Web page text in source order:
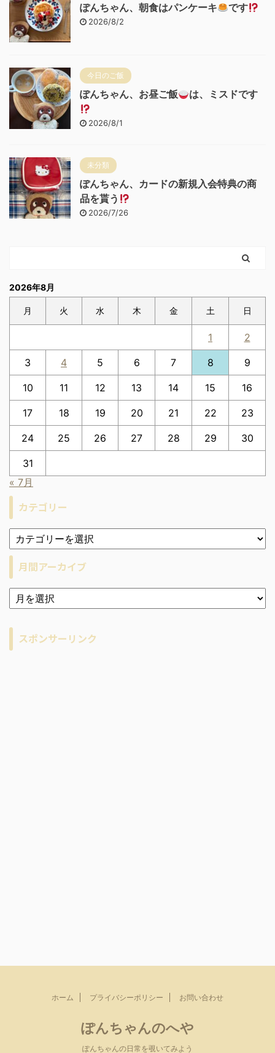
ぽんちゃん、朝食はパンケーキ です
2026/8/2
今日のご飯
ぽんちゃん、お昼ご飯 は、ミスドです
2026/8/1
未分類
ぽんちゃん、カードの新規入会特典の商
品を貰う
2026/7/26
2026年8月
月 火 水 木 金 土 日
1 2
3 4 5 6 7 8 9
10 11 12 13 14 15 16
17 18 19 20 21 22 23
24 25 26 27 28 29 30
31
« 7月
カテゴリー
月間アーカイブ
ア
ー
ブ
スポンサーリンク
ホーム プライバシーポリシー お問い合わせ
ぽんちゃんのへや
ぽんちゃんの日常を覗いてみよう